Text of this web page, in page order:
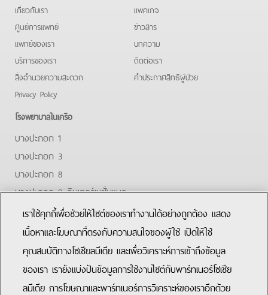
เกี่ยวกับเรา
ศูนย์การแพทย์
แพทย์ของเรา
บริการของเรา
สิ่งอำนวยความสะดวก
Privacy Policy
แพคเกจ
ข่าวสาร
บทความ
ติดต่อเรา
คําประกาศสิทธิผู้ป่วย
โรงพยาบาลในเครือ
บางปะกอก 1
บางปะกอก 3
บางปะกอก 8
บางปะกอก 9 อินเตอร์เนชั่นแนล
ปิยะเวท
บางปะกอก-รังสิต 2
FacebookYoutubeLine
เราใช้คุกกี้เพื่อช่วยให้ไซต์ของเราทำงานได้อย่างถูกต้อง แสดง
เนื้อหาและโฆษณาที่ตรงกับความสนใจของผู้ใช้ เปิดให้ใช้
คุณสมบัติทางโซเชียลมีเดีย และเพื่อวิเคราะห์การเข้าถึงข้อมูล
ของเรา เรายังแบ่งปันข้อมูลการใช้งานไซต์กับพาร์ทเนอร์โซเชีย
ลมีเดีย การโฆษณาและพาร์ทเนอร์การวิเคราะห์ของเราอีกด้วย